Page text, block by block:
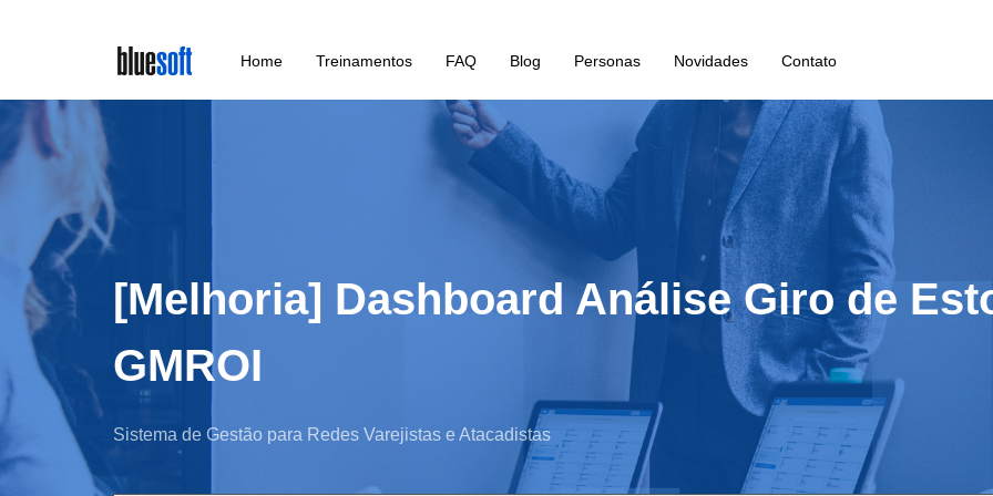
main
content
Home Treinamentos FAQ Blog Personas Novidades Contato
[Melhoria] Dashboard Análise Giro de
GMROI
Sistema de Gestão para Redes Varejistas e Atacadistas